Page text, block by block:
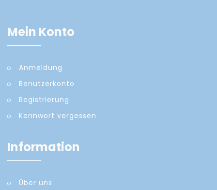
Mein Konto
Anmeldung
Benutzerkonto
Registrierung
Kennwort vergessen
Information
Über uns